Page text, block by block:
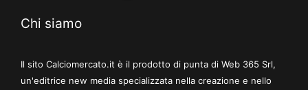
Chi siamo
Il sito Calciomercato.it è il prodotto di punta di Web 365 Srl,
un'editrice new media specializzata nella creazione e nello